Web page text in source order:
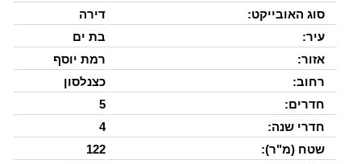
סוג האובייקט:
דירה
עיר:
בת ים
אזור:
רמת יוסף
רחוב:
כצנלסון
חדרים:
5
חדרי שנה:
4
שטח (מ"ר):
122